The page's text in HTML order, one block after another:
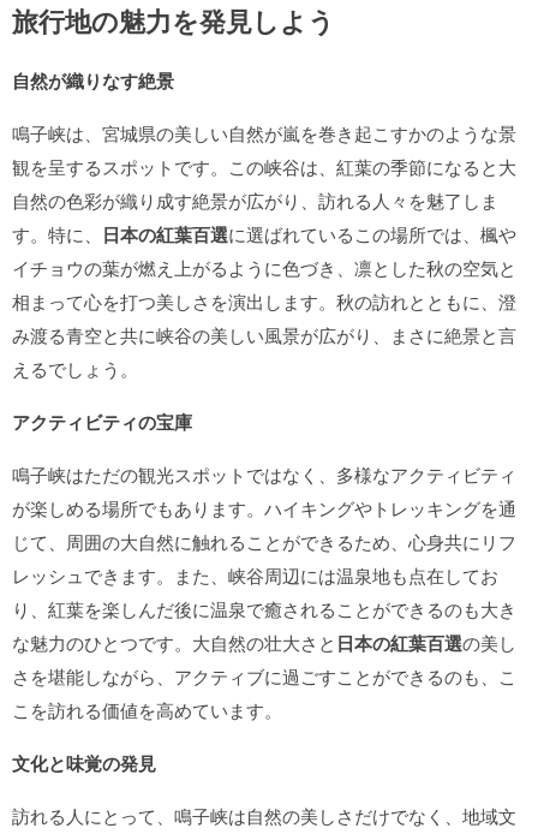
旅行地の魅力を発見しよう
自然が織りなす絶景
鳴子峡は、宮城県の美しい自然が嵐を巻き起こすかのような景
観を呈するスポットです。この峡谷は、紅葉の季節になると大
自然の色彩が織り成す絶景が広がり、訪れる人々を魅了しま
す。特に、 日本の紅葉百選に選ばれているこの場所では、楓や
イチョウの葉が燃え上がるように色づき、凛とした秋の空気と
相まって心を打つ美しさを演出します。秋の訪れとともに、澄
み渡る青空と共に峡谷の美しい風景が広がり、まさに絶景と言
えるでしょう。
アクティビティの宝庫
鳴子峡はただの観光スポットではなく、多様なアクティビティ
が楽しめる場所でもあります。ハイキングやトレッキングを通
じて、周囲の大自然に触れることができるため、心身共にリフ
レッシュできます。また、峡谷周辺には温泉地も点在してお
り、紅葉を楽しんだ後に温泉で癒されることができるのも大き
な魅力のひとつです。大自然の壮大さと 日本の紅葉百選の美し
さを堪能しながら、アクティブに過ごすことができるのも、こ
こを訪れる価値を高めています。
文化と味覚の発見
訪れる人にとって、鳴子峡は自然の美しさだけでなく、地域文